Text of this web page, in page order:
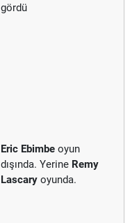
gördü
Eric Ebimbe oyun
dışında. Yerine Remy
Lascary oyunda.